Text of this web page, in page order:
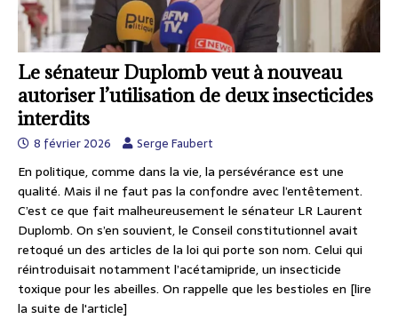
Le sénateur Duplomb veut à nouveau
autoriser l’utilisation de deux insecticides
interdits
8 février 2026 Serge Faubert
En politique, comme dans la vie, la persévérance est une
qualité. Mais il ne faut pas la confondre avec l’entêtement.
C’est ce que fait malheureusement le sénateur LR Laurent
Duplomb. On s’en souvient, le Conseil constitutionnel avait
retoqué un des articles de la loi qui porte son nom. Celui qui
réintroduisait notamment l’acétamipride, un insecticide
toxique pour les abeilles. On rappelle que les bestioles en [lire
la suite de l'article]